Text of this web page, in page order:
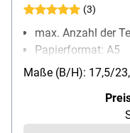
(3)
max. Anzahl der
Papierformat: A5
Maße (B/H): 17,5/